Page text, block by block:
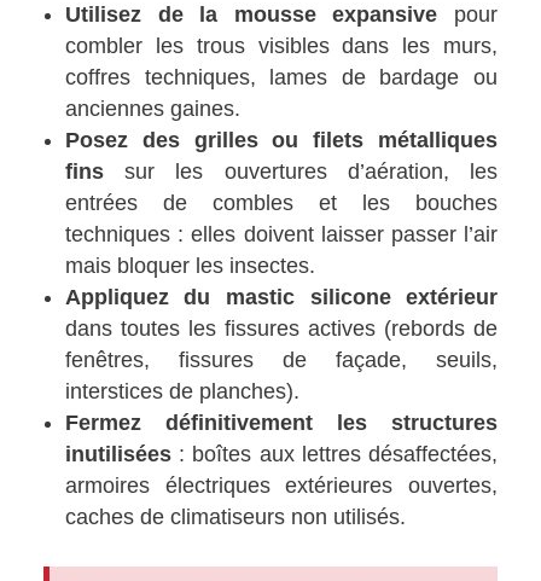
Utilisez de la mousse expansive pour
combler les trous visibles dans les murs,
coffres techniques, lames de bardage ou
anciennes gaines.
Posez des grilles ou filets métalliques
finssur les ouvertures d’aération, les
entrées de combles et les bouches
techniques : elles doivent laisser passer l’air
mais bloquer les insectes.
Appliquez du mastic silicone extérieur
dans toutes les fissures actives (rebords de
fenêtres, fissures de façade, seuils,
interstices de planches).
Fermez définitivement les structures
inutilisées: boîtes aux lettres désaffectées,
armoires électriques extérieures ouvertes,
caches de climatiseurs non utilisés.